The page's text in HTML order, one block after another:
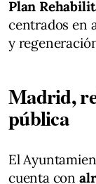
Plan
centrados en
y
Madrid,
pública
El
cuenta con